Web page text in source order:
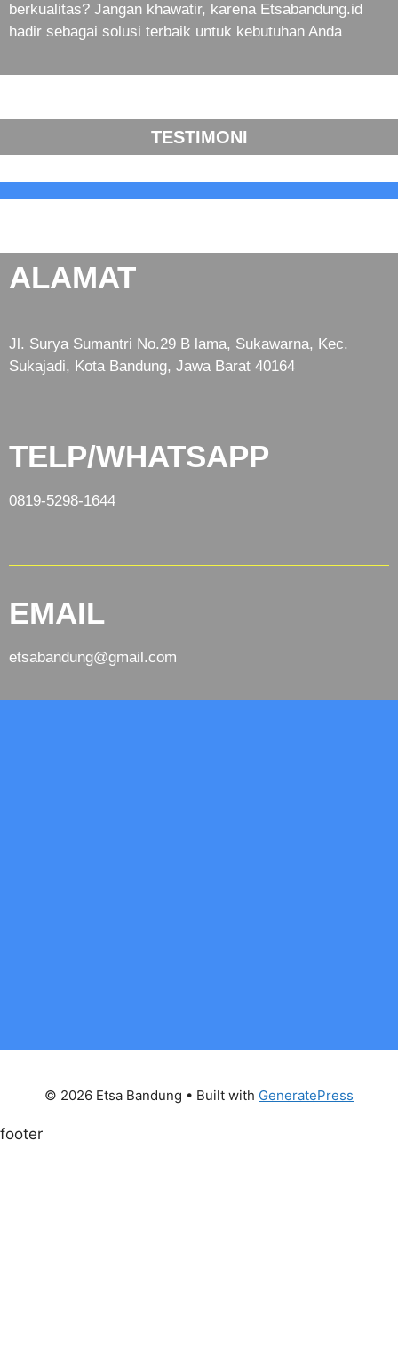
berkualitas? Jangan khawatir, karena Etsabandung.id
hadir sebagai solusi terbaik untuk kebutuhan Anda
TESTIMONI
ALAMAT
Jl. Surya Sumantri No.29 B lama, Sukawarna, Kec.
Sukajadi, Kota Bandung, Jawa Barat 40164
TELP/WHATSAPP
0819-5298-1644
EMAIL
etsabandung@gmail.com
© 2026 Etsa Bandung • Built with GeneratePress
footer